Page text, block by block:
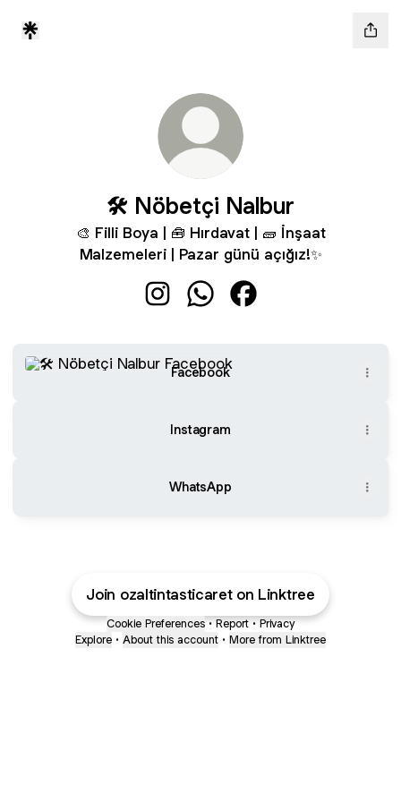
🛠️ Nöbetçi Nalbur
🎨 Filli Boya | 🧰 Hırdavat | 🧱 İnşaat
Malzemeleri | Pazar günü açığız!✨
Facebook
Instagram
WhatsApp
Join ozaltintasticaret on Linktree
Cookie Preferences • Report • Privacy
Explore • About this account • More from Linktree